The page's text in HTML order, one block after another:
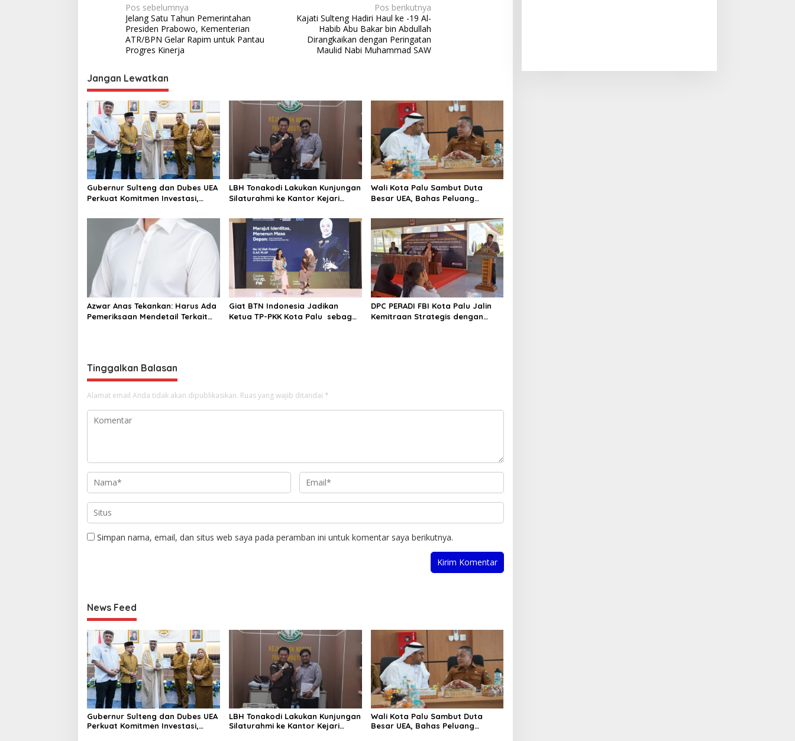
N
a
v
i
g
a
s
i
p
o
s
Pos sebelumnya
Jelang Satu Tahun Pemerintahan
Presiden Prabowo, Kementerian
ATR/BPN Gelar Rapim untuk Pantau
Progres Kinerja
Pos berikutnya
Kajati Sulteng Hadiri Haul ke -19 Al-
Habib Abu Bakar bin Abdullah
Dirangkaikan dengan Peringatan
Maulid Nabi Muhammad SAW
Jangan Lewatkan
Gubernur Sulteng dan Dubes UEA
Perkuat Komitmen Investasi,
LBH Tonakodi Lakukan Kunjungan
Silaturahmi ke Kantor Kejari
Wali Kota Palu Sambut Duta
Besar UEA, Bahas Peluang
Azwar Anas Tekankan: Harus Ada
Pemeriksaan Mendetail Terkait
Giat BTN Indonesia Jadikan
Ketua TP-PKK Kota Palu sebagai
DPC PERADI FBI Kota Palu Jalin
Kemitraan Strategis dengan
Tinggalkan Balasan
Alamat email Anda tidak akan dipublikasikan. Ruas yang wajib ditandai *
Simpan nama, email, dan situs web saya pada peramban ini untuk komentar saya berikutnya.
News Feed
Gubernur Sulteng dan Dubes UEA
Perkuat Komitmen Investasi,
LBH Tonakodi Lakukan Kunjungan
Silaturahmi ke Kantor Kejari
Wali Kota Palu Sambut Duta
Besar UEA, Bahas Peluang